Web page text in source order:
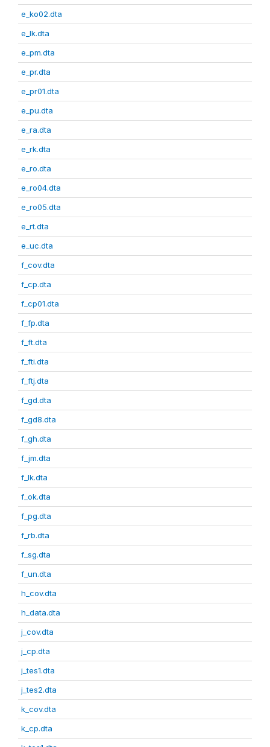
e_ko02.dta
e_lk.dta
e_pm.dta
e_pr.dta
e_pr01.dta
e_pu.dta
e_ra.dta
e_rk.dta
e_ro.dta
e_ro04.dta
e_ro05.dta
e_rt.dta
e_uc.dta
f_cov.dta
f_cp.dta
f_cp01.dta
f_fp.dta
f_ft.dta
f_fti.dta
f_ftj.dta
f_gd.dta
f_gd8.dta
f_gh.dta
f_jm.dta
f_lk.dta
f_ok.dta
f_pg.dta
f_rb.dta
f_sg.dta
f_un.dta
h_cov.dta
h_data.dta
j_cov.dta
j_cp.dta
j_tes1.dta
j_tes2.dta
k_cov.dta
k_cp.dta